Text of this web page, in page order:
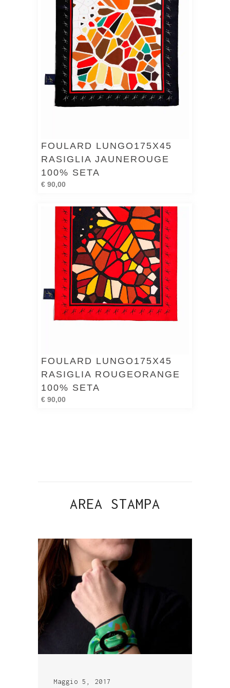
FOULARD LUNGO175X45
RASIGLIA JAUNEROUGE
100% SETA
€ 90,00
FOULARD LUNGO175X45
RASIGLIA ROUGEORANGE
100% SETA
€ 90,00
AREA STAMPA
Maggio 5, 2017